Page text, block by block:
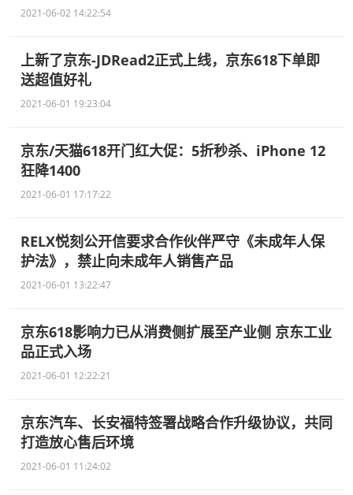
2021-06-02 14:22:54
上新了京东-JDRead2正式上线，京东618下单即
送超值好礼
2021-06-01 19:23:04
京东/天猫618开门红大促：5折秒杀、iPhone 12
狂降1400
2021-06-01 17:17:22
RELX悦刻公开信要求合作伙伴严守《未成年人保
护法》，禁止向未成年人销售产品
2021-06-01 13:22:47
京东618影响力已从消费侧扩展至产业侧 京东工业
品正式入场
2021-06-01 12:22:21
京东汽车、长安福特签署战略合作升级协议，共同
打造放心售后环境
2021-06-01 11:24:02